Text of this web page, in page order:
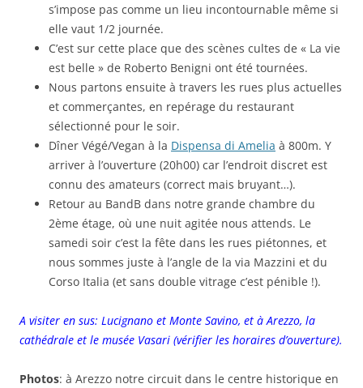
s’impose pas comme un lieu incontournable même si
elle vaut 1/2 journée.
C’est sur cette place que des scènes cultes de « La vie
est belle » de Roberto Benigni ont été tournées.
Nous partons ensuite à travers les rues plus actuelles
et commerçantes, en repérage du restaurant
sélectionné pour le soir.
Dîner Végé/Vegan à la Dispensa di Amelia à 800m. Y
arriver à l’ouverture (20h00) car l’endroit discret est
connu des amateurs (correct mais bruyant…).
Retour au BandB dans notre grande chambre du
2ème étage, où une nuit agitée nous attends. Le
samedi soir c’est la fête dans les rues piétonnes, et
nous sommes juste à l’angle de la via Mazzini et du
Corso Italia (et sans double vitrage c’est pénible !).
A visiter en sus: Lucignano et Monte Savino, et à Arezzo, la
cathédrale et le musée Vasari (vérifier les horaires d’ouverture).
Photos: à Arezzo notre circuit dans le centre historique en